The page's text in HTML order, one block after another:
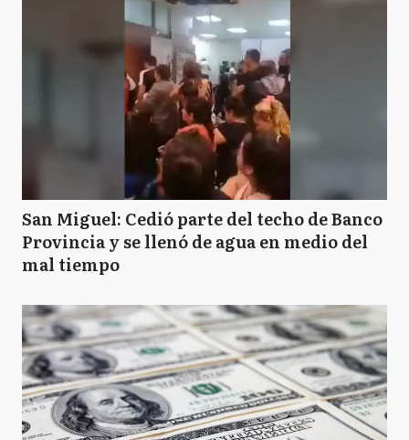
San Miguel: Cedió parte del techo de Banco
Provincia y se llenó de agua en medio del
mal tiempo